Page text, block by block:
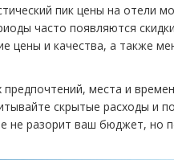
пик цены на отели
часто появляются
цены и качества, а также
места и
скрытые расходы и
не разорит ваш бюджет, но